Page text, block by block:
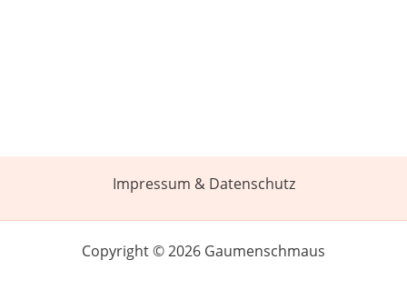
Impressum & Datenschutz
Copyright © 2026 Gaumenschmaus